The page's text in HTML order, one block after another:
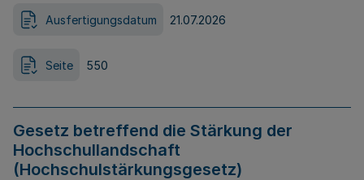
Ausfertigungsdatum 21.07.2026
Seite 550
Gesetz betreffend die Stärkung der
Hochschullandschaft
(Hochschulstärkungsgesetz)